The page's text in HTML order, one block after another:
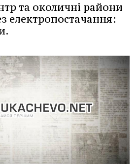
та околичні райони
електропостачання: